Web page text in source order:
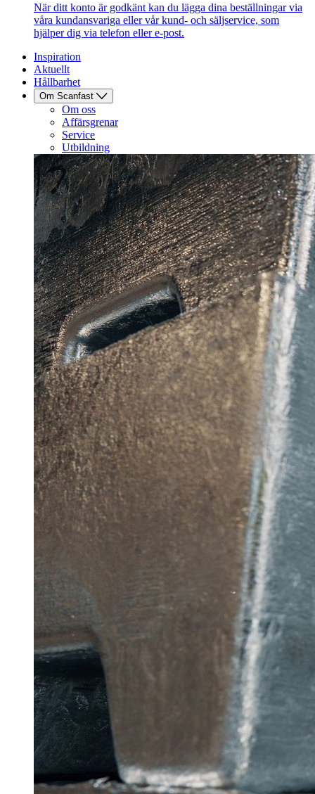
När ditt konto är godkänt kan du lägga dina beställningar via
våra kundansvariga eller vår kund- och säljservice, som
hjälper dig via telefon eller e-post.
Inspiration
Aktuellt
Hållbarhet
Om Scanfast
Om oss
Affärsgrenar
Service
Utbildning